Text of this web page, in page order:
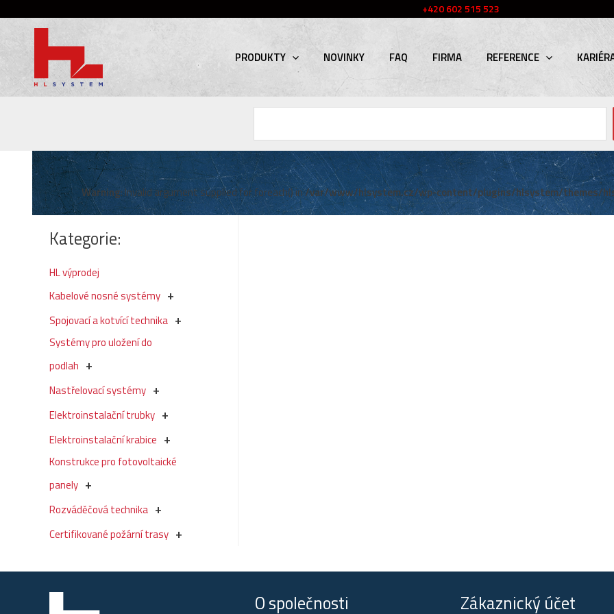
+420 602 515 523
PRODUKTY NOVINKY FAQ FIRMA REFERENCE
Kategorie:
HL výprodej
Kabelové nosné systémy
Spojovací a kotvící technika
Systémy pro uložení do
podlah
Nastřelovací systémy
Elektroinstalační trubky
Elektroinstalační krabice
Konstrukce pro fotovoltaické
panely
Rozváděčová technika
Certifikované požární trasy
Warning: Invalid argument supplied for foreach() in/var/www/hlsystem.cz/wp-content/plugins/hlsystem/themes/
O společnosti Zákaznický účet